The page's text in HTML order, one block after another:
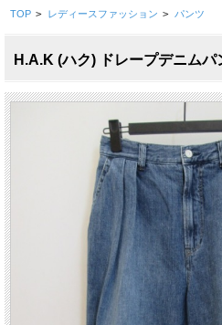
TOP > レディースファッション > パンツ
H.A.K (ハク) ドレープデニムパ